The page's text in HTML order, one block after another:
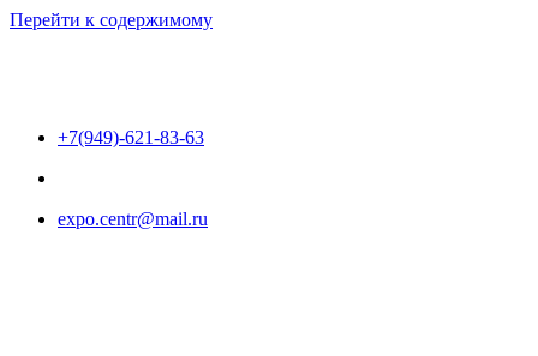
Перейти к содержимому
+7(949)-621-83-63
expo.centr@mail.ru